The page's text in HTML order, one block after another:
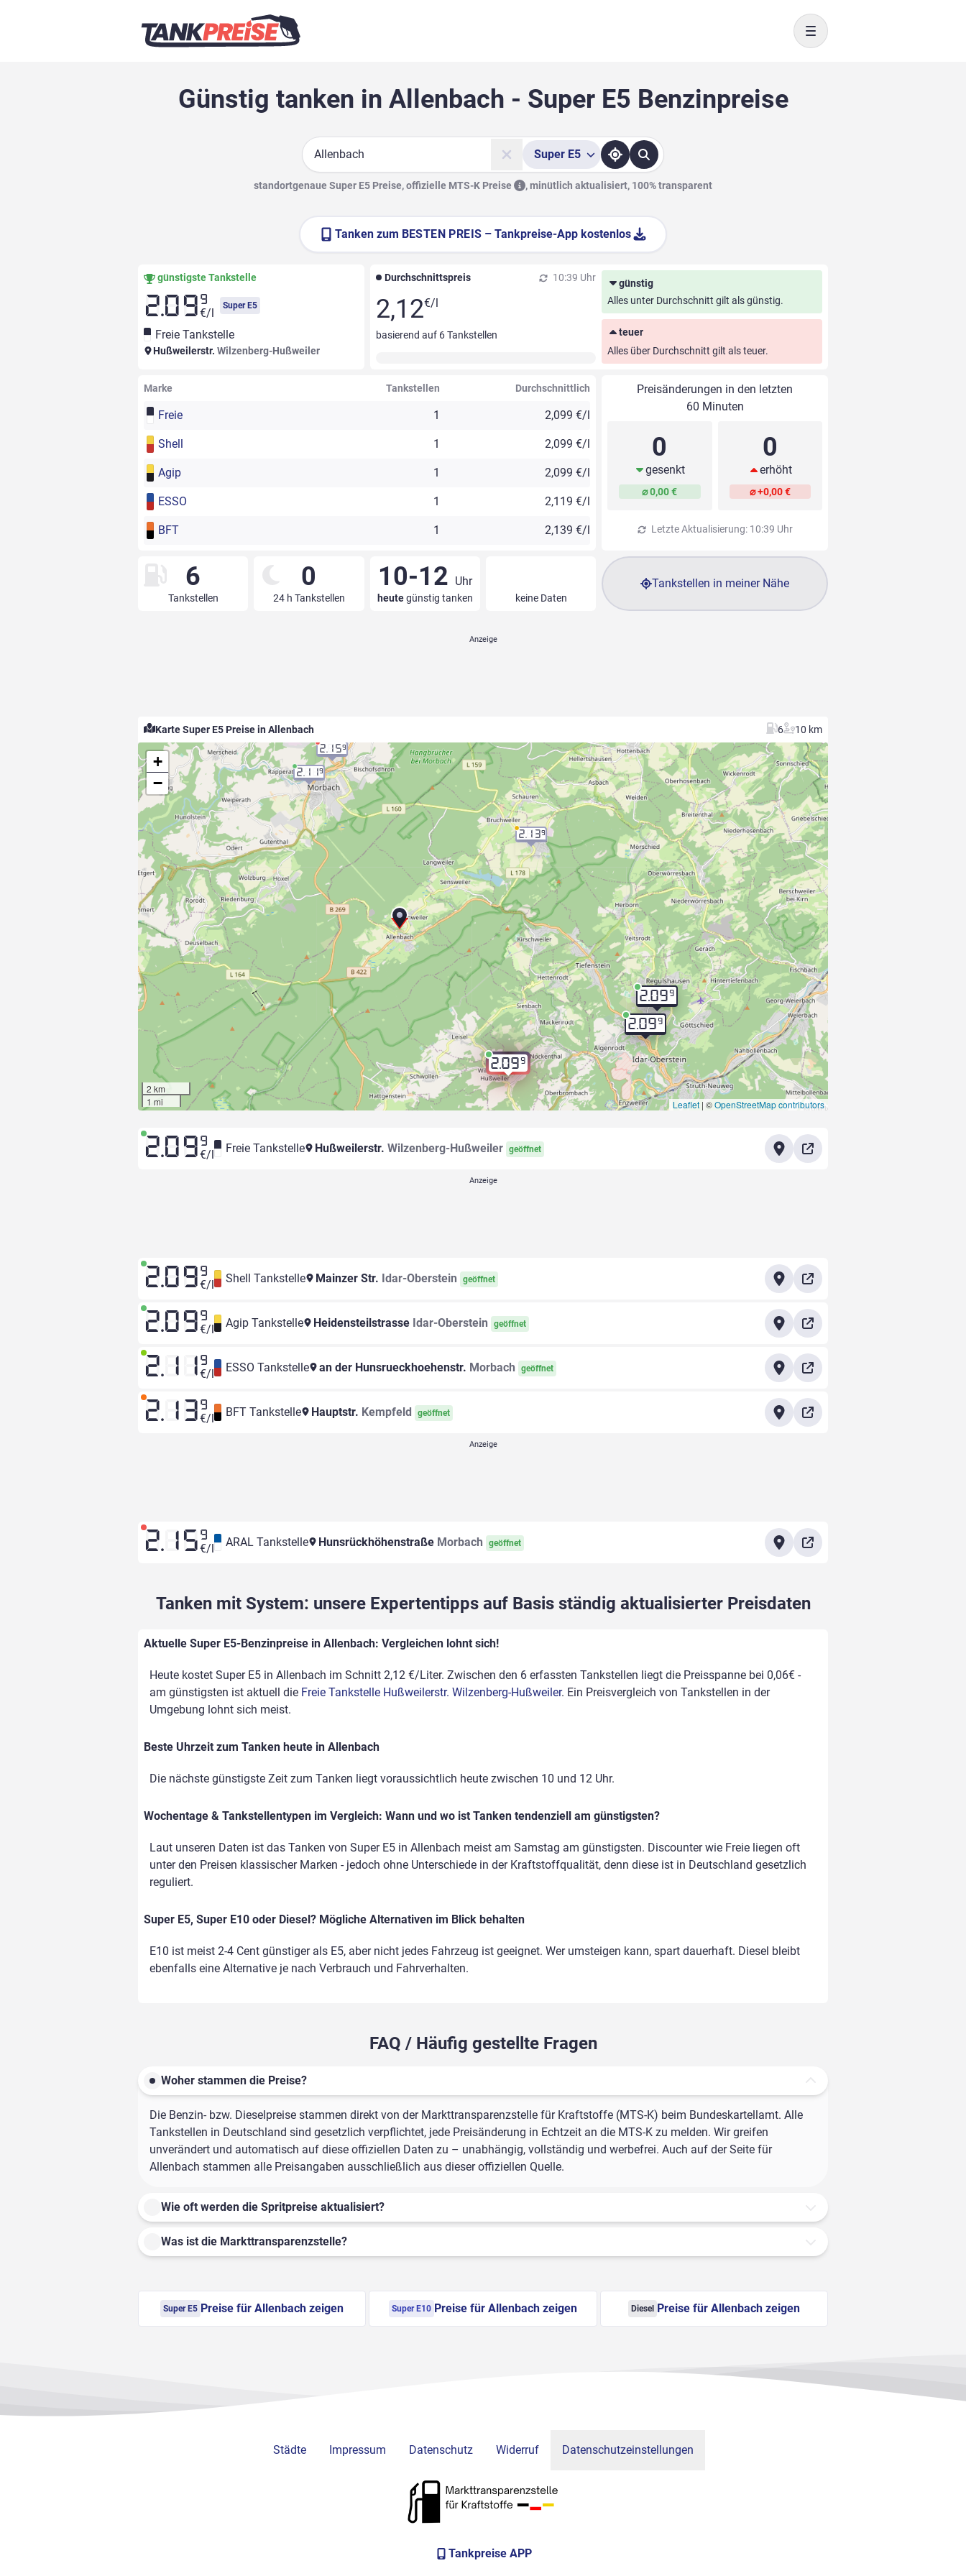
Toggle navigation
Günstig tanken in Allenbach - Super E5 Benzinpreise
Suche
Super E5
standortgenaue Super E5 Preise, offizielle MTS-K Preise ,minütlich aktualisiert, 100% transparent
Tanken zum BESTEN PREIS – Tankpreise-App kostenlos
günstigste Tankstelle
2.09 9
€/l
Super E5
Freie Tankstelle
Hußweilerstr. Wilzenberg-Hußweiler
Durchschnittspreis 10:39 Uhr
2,12€/l
basierend auf 6Tankstellen
günstig
Alles unter Durchschnitt gilt als günstig.
teuer
Alles über Durchschnitt gilt als teuer.
Marke Tankstellen Durchschnittlich
Freie 1 2,099 €/l
Shell 1 2,099 €/l
Agip 1 2,099 €/l
ESSO 1 2,119 €/l
BFT 1 2,139 €/l
Preisänderungen in den letzten
60 Minuten
0
gesenkt
⌀ 0,00 €
0
erhöht
⌀ +0,00 €
Letzte Aktualisierung: 10:39 Uhr
6
Tankstellen
0
24 h Tankstellen
10-12 Uhr
heutegünstig tanken keine Daten
Tankstellen in meiner Nähe
Karte Super E5 Preise in Allenbach 6 10 km
2.099
2.099
2.099
2.139
2.159
2.119
+
−
2 km
1 mi
Leaflet | ©OpenStreetMap contributors
2.09 9
€/l Freie Tankstelle Hußweilerstr. Wilzenberg-Hußweiler geöffnet
2.09 9
€/l Shell Tankstelle Mainzer Str. Idar-Oberstein geöffnet
2.09 9
€/l Agip Tankstelle Heidensteilstrasse Idar-Oberstein geöffnet
2.11 9
€/l ESSO Tankstelle an der Hunsrueckhoehenstr. Morbach geöffnet
2.13 9
€/l BFT Tankstelle Hauptstr. Kempfeld geöffnet
2.15 9
€/l ARAL Tankstelle Hunsrückhöhenstraße Morbach geöffnet
Tanken mit System: unsere Expertentipps auf Basis ständig aktualisierter Preisdaten
Aktuelle Super E5-Benzinpreise in Allenbach: Vergleichen lohnt sich!
Heute kostet Super E5 in Allenbach im Schnitt 2,12 €/Liter. Zwischen den 6 erfassten Tankstellen liegt die Preisspanne bei 0,06€ -
am günstigsten ist aktuell die Freie Tankstelle Hußweilerstr. Wilzenberg-Hußweiler. Ein Preisvergleich von Tankstellen in der
Umgebung lohnt sich meist.
Beste Uhrzeit zum Tanken heute in Allenbach
Die nächste günstigste Zeit zum Tanken liegt voraussichtlich heute zwischen 10 und 12 Uhr.
Wochentage & Tankstellentypen im Vergleich: Wann und wo ist Tanken tendenziell am günstigsten?
Laut unseren Daten ist das Tanken von Super E5 in Allenbach meist am Samstag am günstigsten. Discounter wie Freie liegen oft
unter den Preisen klassischer Marken - jedoch ohne Unterschiede in der Kraftstoffqualität, denn diese ist in Deutschland gesetzlich
reguliert.
Super E5, Super E10 oder Diesel? Mögliche Alternativen im Blick behalten
E10 ist meist 2-4 Cent günstiger als E5, aber nicht jedes Fahrzeug ist geeignet. Wer umsteigen kann, spart dauerhaft. Diesel bleibt
ebenfalls eine Alternative je nach Verbrauch und Fahrverhalten.
FAQ / Häufig gestellte Fragen
Woher stammen die Preise?
Die Benzin- bzw. Dieselpreise stammen direkt von der Markttransparenzstelle für Kraftstoffe (MTS-K) beim Bundeskartellamt. Alle
Tankstellen in Deutschland sind gesetzlich verpflichtet, jede Preisänderung in Echtzeit an die MTS-K zu melden. Wir greifen
unverändert und automatisch auf diese offiziellen Daten zu – unabhängig, vollständig und werbefrei. Auch auf der Seite für
Allenbach stammen alle Preisangaben ausschließlich aus dieser offiziellen Quelle.
Wie oft werden die Spritpreise aktualisiert?
Was ist die Markttransparenzstelle?
Super E5 Preise für Allenbach zeigen Super E10 Preise für Allenbach zeigen Diesel Preise für Allenbach zeigen
Städte Impressum Datenschutz Widerruf Datenschutzeinstellungen
Tankpreise APP